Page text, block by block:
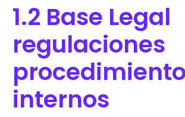
1.2 Base Legal
regulaciones
internos